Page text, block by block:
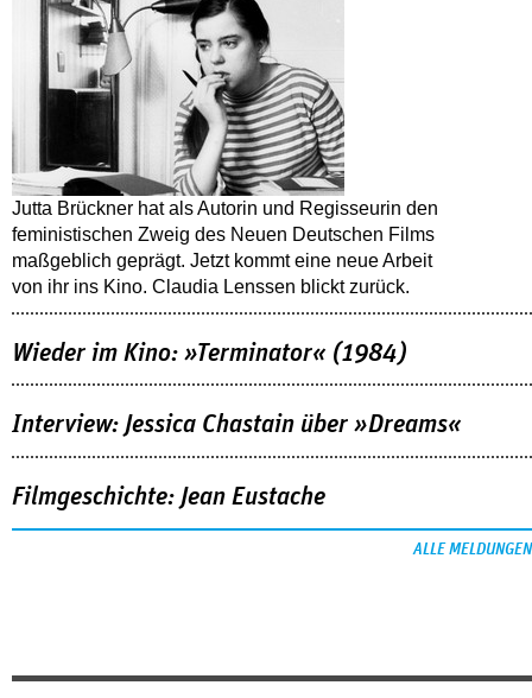
Jutta Brückner hat als Autorin und Regisseurin den
feministischen Zweig des Neuen Deutschen Films
maßgeblich geprägt. Jetzt kommt eine neue Arbeit
von ihr ins Kino. Claudia Lenssen blickt zurück.
Wieder im Kino: »Terminator« (1984)
Interview: Jessica Chastain über »Dreams«
Filmgeschichte: Jean Eustache
ALLE MELDUNGEN